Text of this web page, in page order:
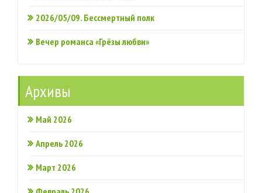
2026/05/09. Бессмертный полк
Вечер романса «Грёзы любви»
Архивы
Май 2026
Апрель 2026
Март 2026